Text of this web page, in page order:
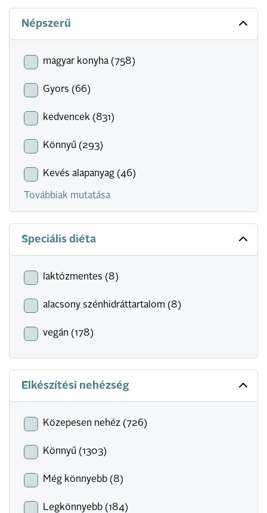
Népszerű
magyar konyha (758)
Gyors (66)
kedvencek (831)
Könnyű (293)
Kevés alapanyag (46)
Továbbiak mutatása
Speciális diéta
laktózmentes (8)
alacsony szénhidráttartalom (8)
vegán (178)
Elkészítési nehézség
Közepesen nehéz (726)
Könnyű (1303)
Még könnyebb (8)
Legkönnyebb (184)